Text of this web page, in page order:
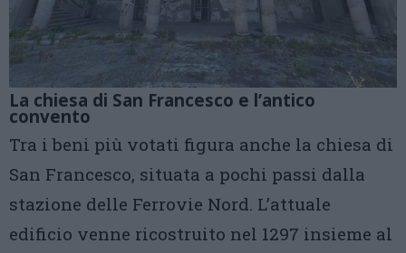
La chiesa di San Francesco e l’antico
convento
Tra i beni più votati figura anche la chiesa di
San Francesco, situata a pochi passi dalla
stazione delle Ferrovie Nord. L’attuale
edificio venne ricostruito nel 1297 insieme al